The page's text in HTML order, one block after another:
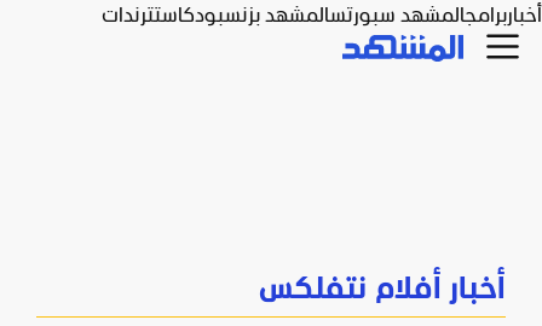
أخباربرامجالمشهد سبورتسالمشهد بزنسبودكاستترندات
أخبار أفلام نتفلكس